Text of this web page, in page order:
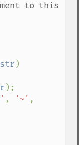
to this
)
);
, '~'